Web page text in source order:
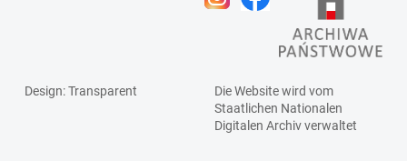
Design: Transparent
Die Website wird vom
Staatlichen Nationalen
Digitalen Archivverwaltet